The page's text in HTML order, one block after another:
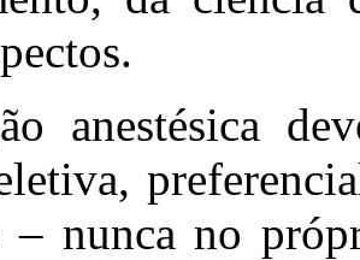
anestésica
– nunca no